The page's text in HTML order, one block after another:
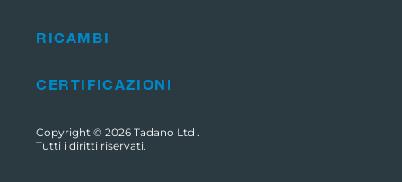
RICAMBI
CERTIFICAZIONI
Copyright © 2026 Tadano Ltd .
Tutti i diritti riservati.